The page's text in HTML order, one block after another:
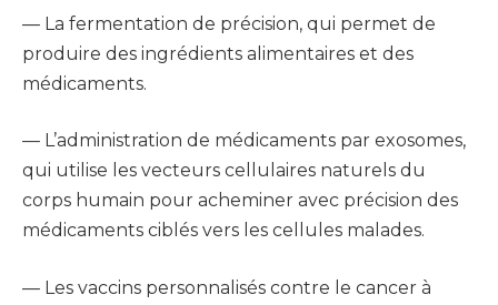
— La fermentation de précision, qui permet de
produire des ingrédients alimentaires et des
médicaments.
— L’administration de médicaments par exosomes,
qui utilise les vecteurs cellulaires naturels du
corps humain pour acheminer avec précision des
médicaments ciblés vers les cellules malades.
— Les vaccins personnalisés contre le cancer à